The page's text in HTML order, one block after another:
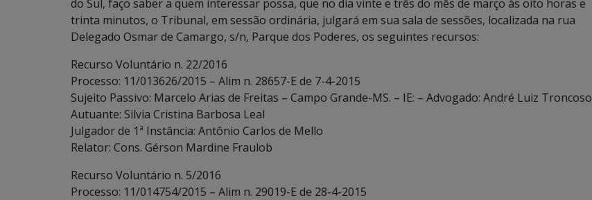
do Sul, faço saber a quem interessar possa, que no dia vinte e três do mês de março às oito horas e
trinta minutos, o Tribunal, em sessão ordinária, julgará em sua sala de sessões, localizada na rua
Delegado Osmar de Camargo, s/n, Parque dos Poderes, os seguintes recursos:
Recurso Voluntário n. 22/2016
Processo: 11/013626/2015 – Alim n. 28657-E de 7-4-2015
Sujeito Passivo: Marcelo Arias de Freitas – Campo Grande-MS. – IE: – Advogado: André Luiz Troncoso
Autuante: Silvia Cristina Barbosa Leal
Julgador de 1ª Instância: Antônio Carlos de Mello
Relator: Cons. Gérson Mardine Fraulob
Recurso Voluntário n. 5/2016
Processo: 11/014754/2015 – Alim n. 29019-E de 28-4-2015